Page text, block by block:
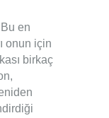
en
onun için
birkaç